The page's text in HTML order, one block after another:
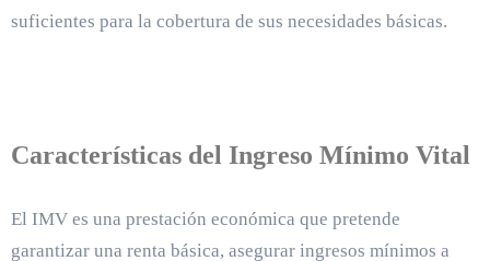
suficientes para la cobertura de sus necesidades básicas.
Características del Ingreso Mínimo Vital
El IMV es una prestación económica que pretende
garantizar una renta básica, asegurar ingresos mínimos a